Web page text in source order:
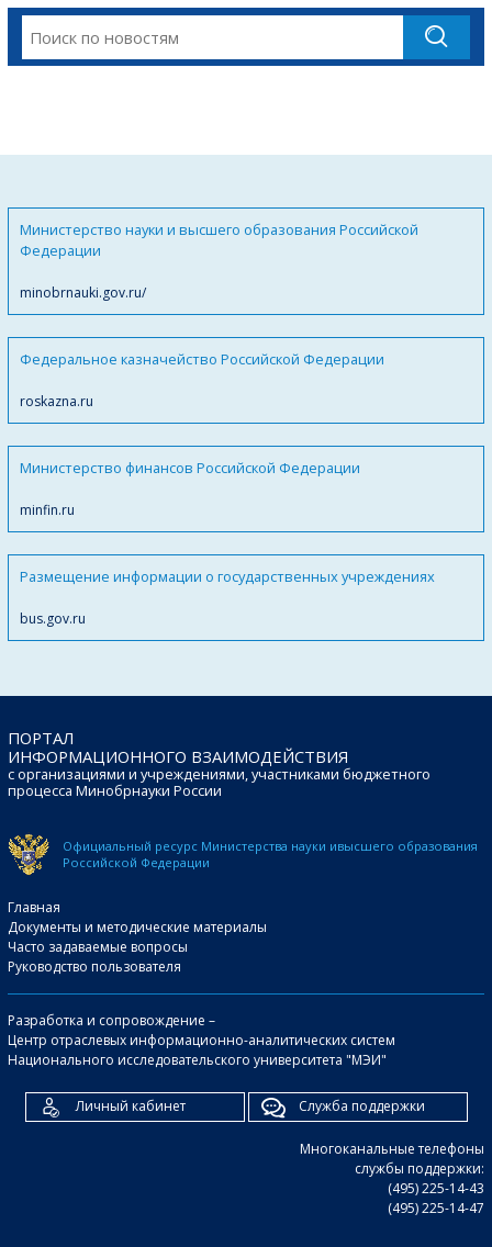
Министерство науки и высшего образования Российской
Федерации
minobrnauki.gov.ru/
Федеральное казначейство Российской Федерации
roskazna.ru
Министерство финансов Российской Федерации
minfin.ru
Размещение информации о государственных учреждениях
bus.gov.ru
ПОРТАЛ
ИНФОРМАЦИОННОГО ВЗАИМОДЕЙСТВИЯ
с организациями и учреждениями, участниками бюджетного
процесса Минобрнауки России
Официальный ресурс Министерства науки ивысшего образования
Российской Федерации
Главная
Документы и методические материалы
Часто задаваемые вопросы
Руководство пользователя
Разработка и сопровождение –
Центр отраслевых информационно-аналитических систем
Национального исследовательского университета "МЭИ"
Личный кабинет Служба поддержки
Многоканальные телефоны
службы поддержки:
(495) 225-14-43
(495) 225-14-47